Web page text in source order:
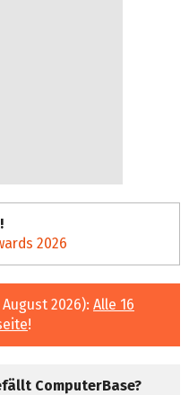
2026
August 2026): Alle 16
!
ComputerBase?